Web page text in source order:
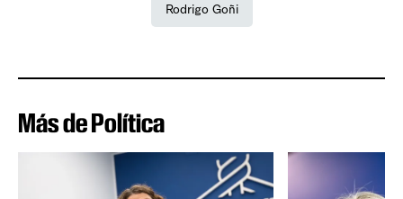
Rodrigo Goñi
Más de Política